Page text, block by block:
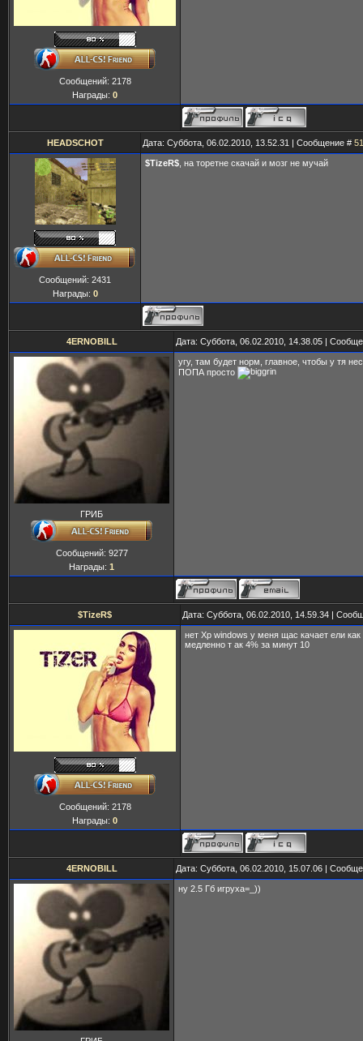
Сообщений: 2178
Награды: 0
HEADSCHOT Дата: Суббота, 06.02.2010, 13.52.31 | Сообщение # 51
Сообщений: 2431
Награды: 0
$TizeR$ , на торетне скачай и мозг не мучай
4ERNOBILL Дата: Суббота, 06.02.2010, 14.38.05 |
ГРИБ
Сообщений: 9277
Награды: 1
угу, там будет норм, главное, чтобы у тя
ПОПА просто
$TizeR$ Дата: Суббота, 06.02.2010, 14.59.34 |
Сообщений: 2178
Награды: 0
нет Xp windows у меня щас качает ели
медленно т ак 4% за минут 10
4ERNOBILL Дата: Суббота, 06.02.2010, 15.07.06 |
ну 2.5 Гб игруха=_))